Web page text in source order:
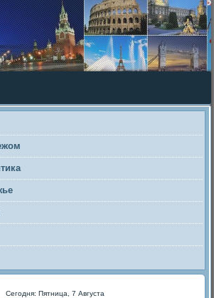
Сегодня: Пятница, 7 Августа